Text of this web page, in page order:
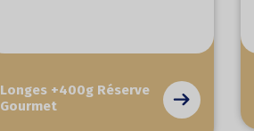
Longes +400g Réserve
Gourmet